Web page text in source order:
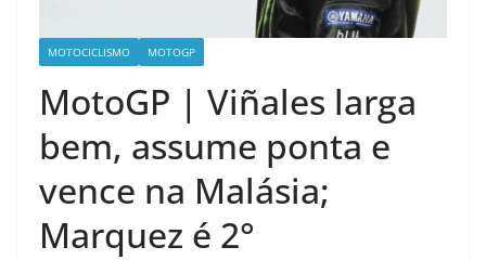
MOTOCICLISMO MOTOGP
MotoGP | Viñales larga
bem, assume ponta e
vence na Malásia;
Marquez é 2°